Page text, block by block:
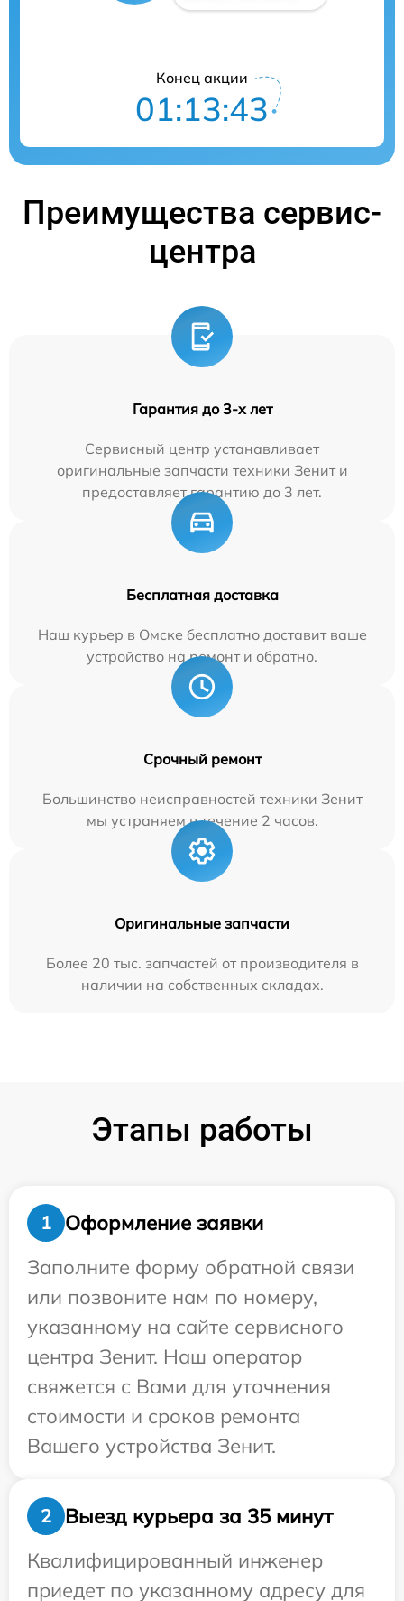
Конец акции
01:13:42
Преимущества сервис-
центра
Гарантия до 3-х лет
Сервисный центр устанавливает
оригинальные запчасти техники Зенит и
предоставляет гарантию до 3 лет.
Бесплатная доставка
Наш курьер в Омске бесплатно доставит ваше
устройство на ремонт и обратно.
Срочный ремонт
Большинство неисправностей техники Зенит
мы устраняем в течение 2 часов.
Оригинальные запчасти
Более 20 тыс. запчастей от производителя в
наличии на собственных складах.
Этапы работы
1
Оформление заявки
Заполните форму обратной связи
или позвоните нам по номеру,
указанному на сайте сервисного
центра Зенит. Наш оператор
свяжется с Вами для уточнения
стоимости и сроков ремонта
Вашего устройства Зенит.
2
Выезд курьера за 35 минут
Квалифицированный инженер
приедет по указанному адресу для